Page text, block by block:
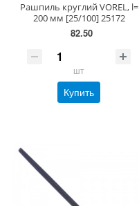
Рашпиль круглий VOREL, l=
200 мм [25/100] 25172
82.50
шт
Купить